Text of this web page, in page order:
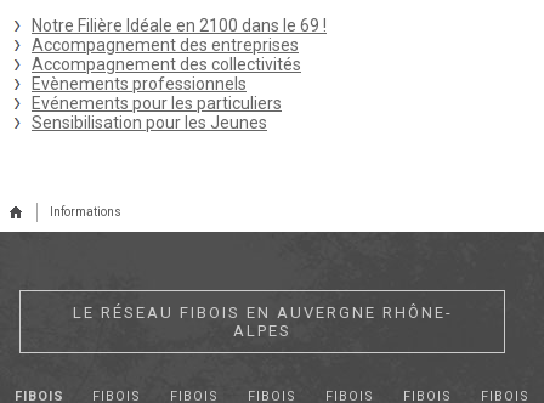
Notre Filière Idéale en 2100 dans le 69 !
Accompagnement des entreprises
Accompagnement des collectivités
Evènements professionnels
Evénements pour les particuliers
Sensibilisation pour les Jeunes
Informations
LE RÉSEAU FIBOIS EN AUVERGNE RHÔNE-
ALPES
FIBOIS FIBOIS FIBOIS FIBOIS FIBOIS FIBOIS FIBOIS